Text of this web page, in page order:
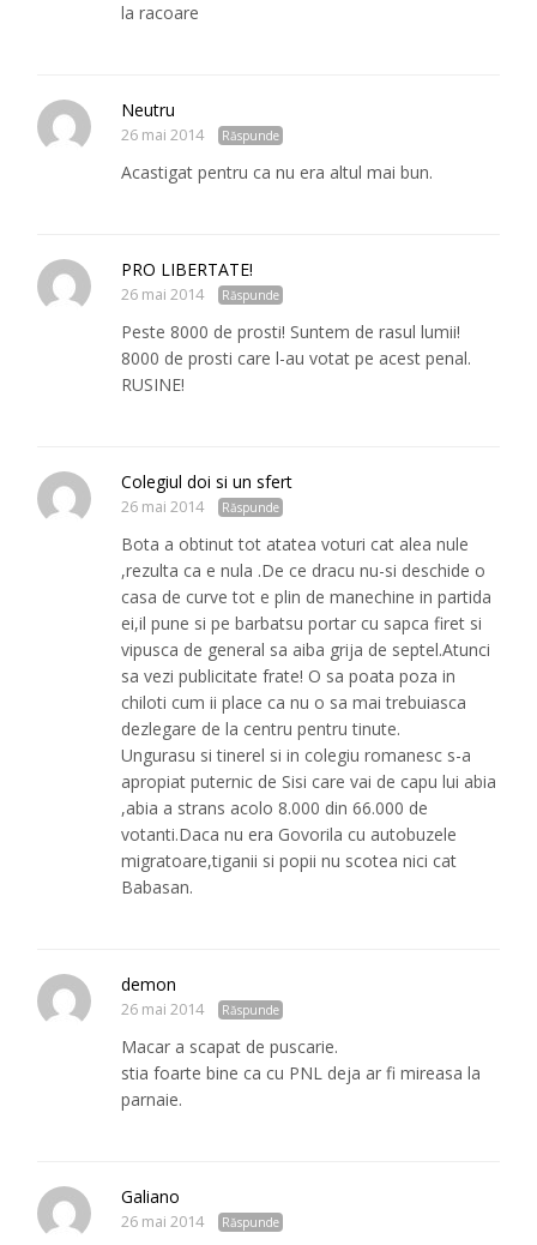
la racoare
Neutru
26 mai 2014 Răspunde
Acastigat pentru ca nu era altul mai bun.
PRO LIBERTATE!
26 mai 2014 Răspunde
Peste 8000 de prosti! Suntem de rasul lumii!
8000 de prosti care l-au votat pe acest penal.
RUSINE!
Colegiul doi si un sfert
26 mai 2014 Răspunde
Bota a obtinut tot atatea voturi cat alea nule
,rezulta ca e nula .De ce dracu nu-si deschide o
casa de curve tot e plin de manechine in partida
ei,il pune si pe barbatsu portar cu sapca firet si
vipusca de general sa aiba grija de septel.Atunci
sa vezi publicitate frate! O sa poata poza in
chiloti cum ii place ca nu o sa mai trebuiasca
dezlegare de la centru pentru tinute.
Ungurasu si tinerel si in colegiu romanesc s-a
apropiat puternic de Sisi care vai de capu lui abia
,abia a strans acolo 8.000 din 66.000 de
votanti.Daca nu era Govorila cu autobuzele
migratoare,tiganii si popii nu scotea nici cat
Babasan.
demon
26 mai 2014 Răspunde
Macar a scapat de puscarie.
stia foarte bine ca cu PNL deja ar fi mireasa la
parnaie.
Galiano
26 mai 2014 Răspunde